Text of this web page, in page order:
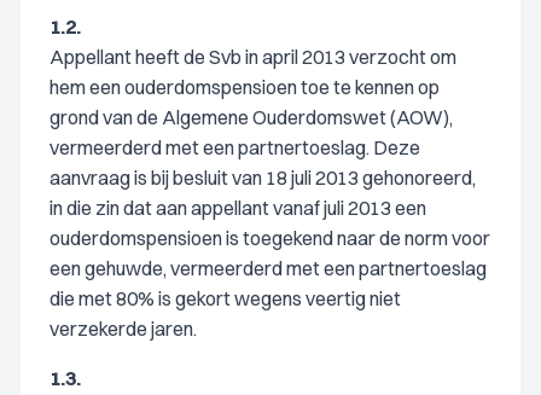
1.2.
Appellant heeft de Svb in april 2013 verzocht om
hem een ouderdomspensioen toe te kennen op
grond van de Algemene Ouderdomswet (AOW),
vermeerderd met een partnertoeslag. Deze
aanvraag is bij besluit van 18 juli 2013 gehonoreerd,
in die zin dat aan appellant vanaf juli 2013 een
ouderdomspensioen is toegekend naar de norm voor
een gehuwde, vermeerderd met een partnertoeslag
die met 80% is gekort wegens veertig niet
verzekerde jaren.
1.3.